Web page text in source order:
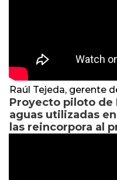
Raúl Tejeda, gerente
Proyecto piloto de
aguas utilizadas
las reincorpora al